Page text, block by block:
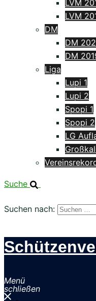
LVM
LVM
DM
DM
DM
Liga
Lupi 1
Lupi 2
Spopi 1
Spopi 2
LG
Suche
Suchen nach:
Menü
schließen